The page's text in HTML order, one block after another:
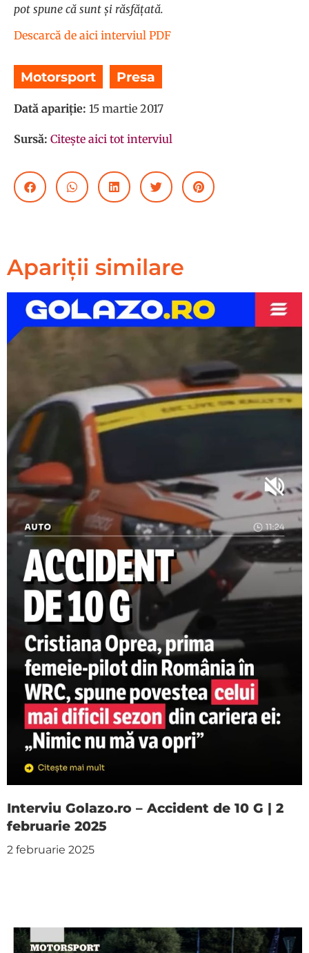
pot spune că sunt și răsfățată.
Descarcă de aici interviul PDF
Motorsport Presa
Dată apariție: 15 martie 2017
Sursă: Citește aici tot interviul
Apariții similare
Interviu Golazo.ro – Accident de 10 G | 2
februarie 2025
2 februarie 2025